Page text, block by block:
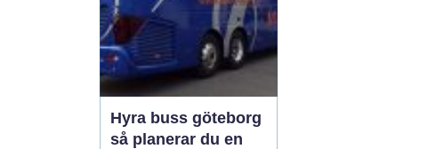
Hyra buss göteborg
så planerar du en